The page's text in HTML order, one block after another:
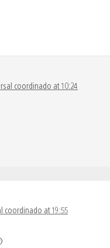
coordinado at 10:24
coordinado at 19:55